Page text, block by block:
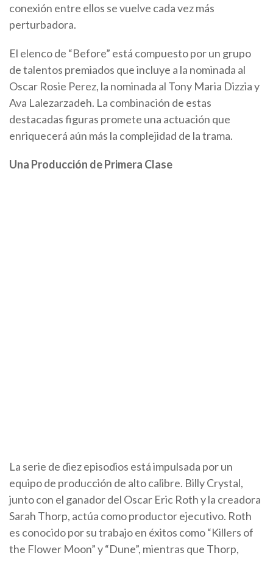
conexión entre ellos se vuelve cada vez más
perturbadora.
El elenco de “Before” está compuesto por un grupo
de talentos premiados que incluye a la nominada al
Oscar Rosie Perez, la nominada al Tony Maria Dizzia y
Ava Lalezarzadeh. La combinación de estas
destacadas figuras promete una actuación que
enriquecerá aún más la complejidad de la trama.
Una Producción de Primera Clase
La serie de diez episodios está impulsada por un
equipo de producción de alto calibre. Billy Crystal,
junto con el ganador del Oscar Eric Roth y la creadora
Sarah Thorp, actúa como productor ejecutivo. Roth
es conocido por su trabajo en éxitos como “Killers of
the Flower Moon” y “Dune”, mientras que Thorp,